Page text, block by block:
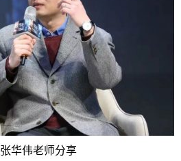
张华伟老师分享